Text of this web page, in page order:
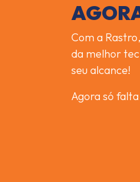
Com a
da melhor
seu alcance!
Agora só